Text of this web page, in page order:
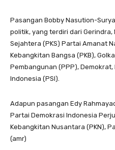
Pasangan Bobby Nasution-
politik, yang terdiri dari Gerindra,
Sejahtera (PKS) Partai Amanat
Kebangkitan Bangsa (PKB),
Pembangunan (PPP),
Indonesia (PSI).
Adapun pasangan Edy
Partai Demokrasi Indonesia
Kebangkitan Nusantara (PKN),
(amr)